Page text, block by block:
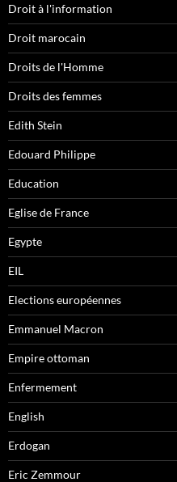
Droit à l'information
Droit marocain
Droits de l'Homme
Droits des femmes
Edith Stein
Edouard Philippe
Education
Eglise de France
Egypte
EIL
Elections européennes
Emmanuel Macron
Empire ottoman
Enfermement
English
Erdogan
Eric Zemmour